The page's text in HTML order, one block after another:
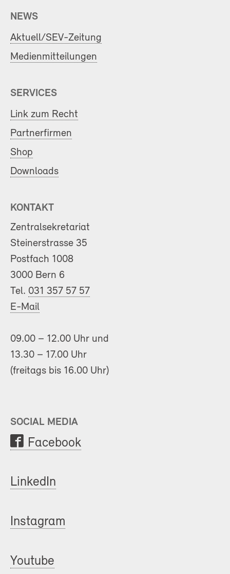
NEWS
Aktuell/SEV-Zeitung
Medienmitteilungen
SERVICES
Link zum Recht
Partnerfirmen
Shop
Downloads
KONTAKT
Zentralsekretariat
Steinerstrasse 35
Postfach 1008
3000 Bern 6
Tel. 031 357 57 57
E-Mail
09.00 – 12.00 Uhr und
13.30 – 17.00 Uhr
(freitags bis 16.00 Uhr)
SOCIAL MEDIA
Facebook
LinkedIn
Instagram
Youtube